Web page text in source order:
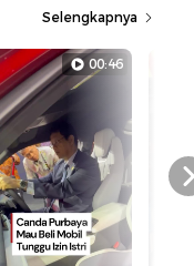
Selengkapnya
00:46